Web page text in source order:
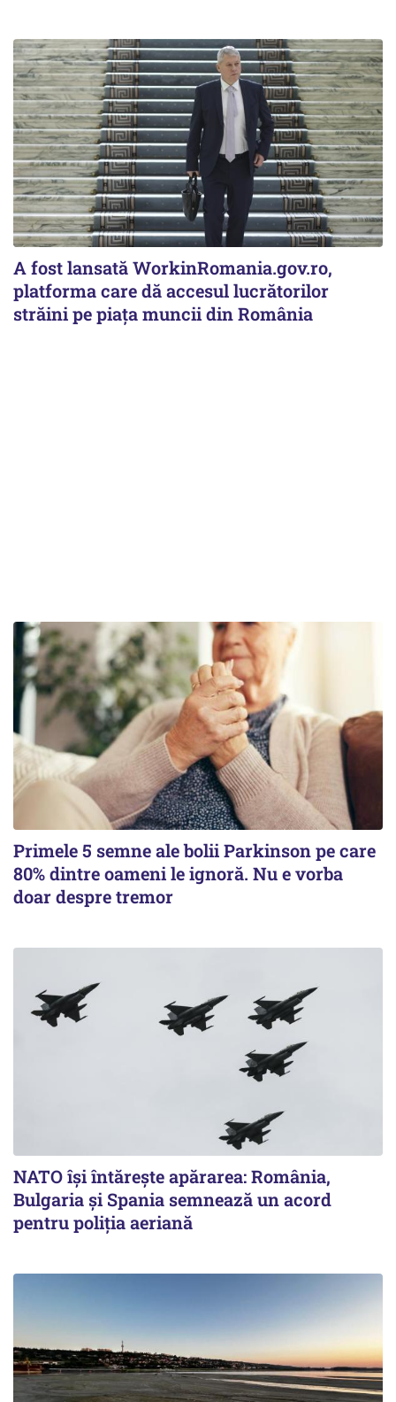
A fost lansată WorkinRomania.gov.ro,
platforma care dă accesul lucrătorilor
străini pe piața muncii din România
Primele 5 semne ale bolii Parkinson pe care
80% dintre oameni le ignoră. Nu e vorba
doar despre tremor
NATO își întărește apărarea: România,
Bulgaria și Spania semnează un acord
pentru poliția aeriană